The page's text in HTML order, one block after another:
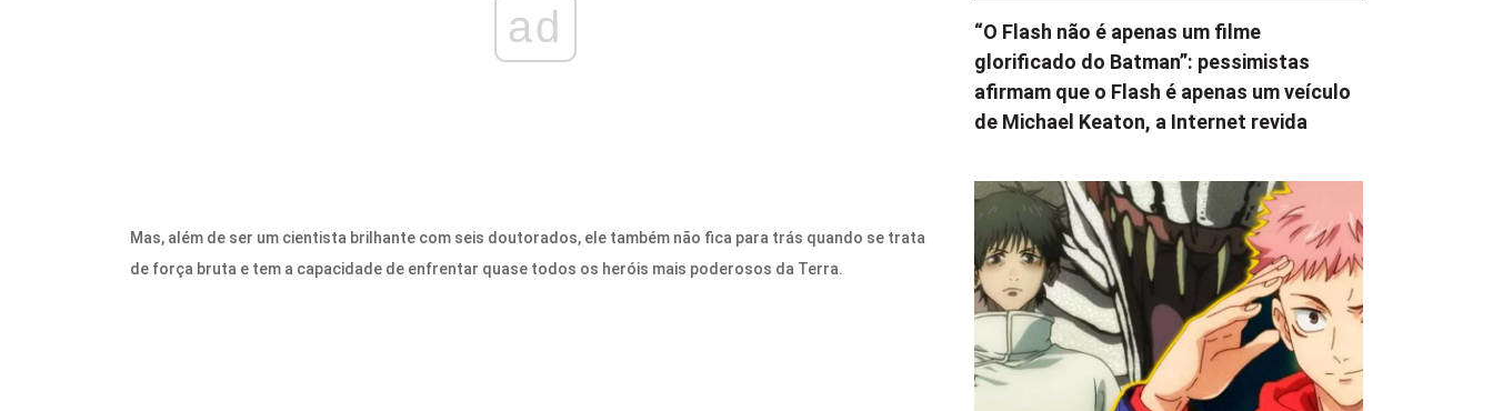
ad
Mas, além de ser um cientista brilhante com seis doutorados, ele também não fica para trás quando se trata
de força bruta e tem a capacidade de enfrentar quase todos os heróis mais poderosos da Terra.
“O Flash não é apenas um filme
glorificado do Batman”: pessimistas
afirmam que o Flash é apenas um veículo
de Michael Keaton, a Internet revida